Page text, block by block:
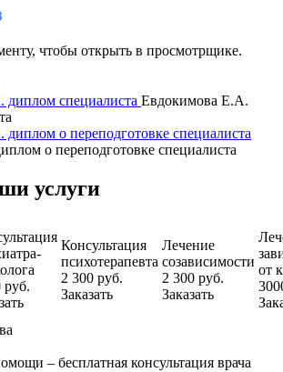
чтобы открыть в просмотрщике.
Евдокимова Е.А.
о переподготовке специалиста
услуги
руб.
Консультация
психотерапевта
2 300 руб.
Заказать
Лечение
созависимости
2 300 руб.
Заказать
от
– бесплатная консультация врача